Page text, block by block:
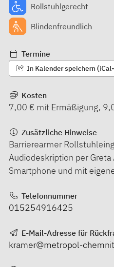
Rollstuhlgerecht
Blindenfreundlich
Termine
In Kalender speichern
Kosten
7,00 € mit Ermäßigung,
Zusätzliche Hinweise
Barrierearmer
Audiodeskription per
Smartphone und mit
Telefonnummer
015254916425
E-Mail-Adresse für
kramer@metropol-